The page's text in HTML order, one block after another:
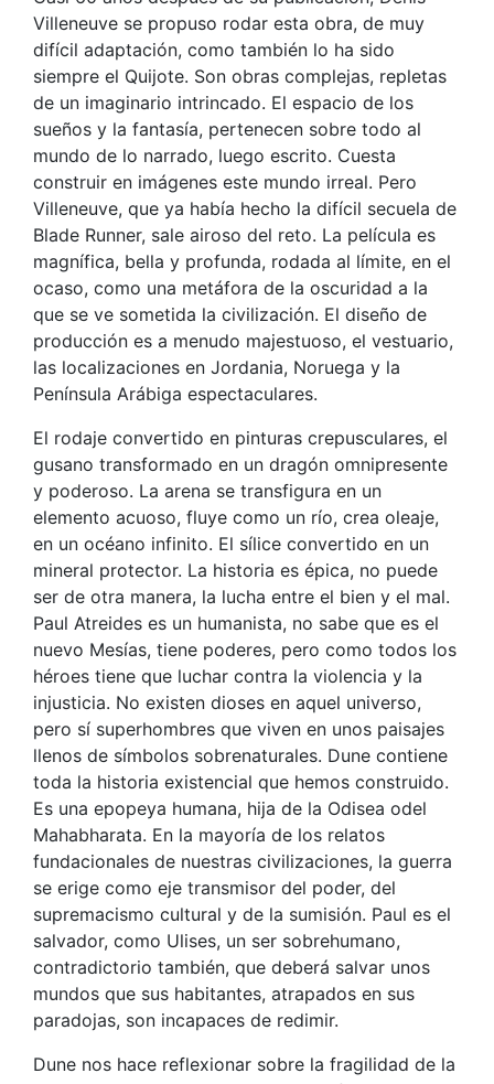
Villeneuve se propuso rodar esta obra, de muy
difícil adaptación, como también lo ha sido
siempre el Quijote. Son obras complejas, repletas
de un imaginario intrincado. El espacio de los
sueños y la fantasía, pertenecen sobre todo al
mundo de lo narrado, luego escrito. Cuesta
construir en imágenes este mundo irreal. Pero
Villeneuve, que ya había hecho la difícil secuela de
Blade Runner, sale airoso del reto. La película es
magnífica, bella y profunda, rodada al límite, en el
ocaso, como una metáfora de la oscuridad a la
que se ve sometida la civilización. El diseño de
producción es a menudo majestuoso, el vestuario,
las localizaciones en Jordania, Noruega y la
Península Arábiga espectaculares.
El rodaje convertido en pinturas crepusculares, el
gusano transformado en un dragón omnipresente
y poderoso. La arena se transfigura en un
elemento acuoso, fluye como un río, crea oleaje,
en un océano infinito. El sílice convertido en un
mineral protector. La historia es épica, no puede
ser de otra manera, la lucha entre el bien y el mal.
Paul Atreides es un humanista, no sabe que es el
nuevo Mesías, tiene poderes, pero como todos los
héroes tiene que luchar contra la violencia y la
injusticia. No existen dioses en aquel universo,
pero sí superhombres que viven en unos paisajes
llenos de símbolos sobrenaturales. Dune contiene
toda la historia existencial que hemos construido.
Es una epopeya humana, hija de la Odisea odel
Mahabharata. En la mayoría de los relatos
fundacionales de nuestras civilizaciones, la guerra
se erige como eje transmisor del poder, del
supremacismo cultural y de la sumisión. Paul es el
salvador, como Ulises, un ser sobrehumano,
contradictorio también, que deberá salvar unos
mundos que sus habitantes, atrapados en sus
paradojas, son incapaces de redimir.
Dune nos hace reflexionar sobre la fragilidad de la